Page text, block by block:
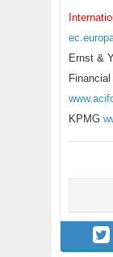
Ernst &
KPMG